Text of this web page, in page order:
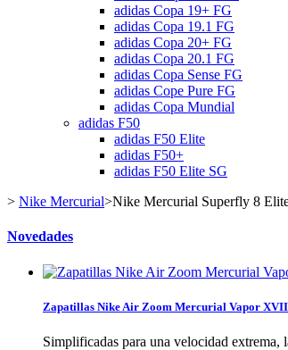
adidas Copa 19+ FG
adidas Copa 19.1 FG
adidas Copa 20+ FG
adidas Copa 20.1 FG
adidas Copa Sense FG
adidas Cope Pure FG
adidas Copa Mundial
adidas F50
adidas F50 Elite
adidas F50+
adidas F50 Elite SG
> Nike Mercurial>Nike Mercurial Superfly 8
Novedades
Zapatillas Nike Air Zoom Mercurial Vapor
Simplificadas para una velocidad